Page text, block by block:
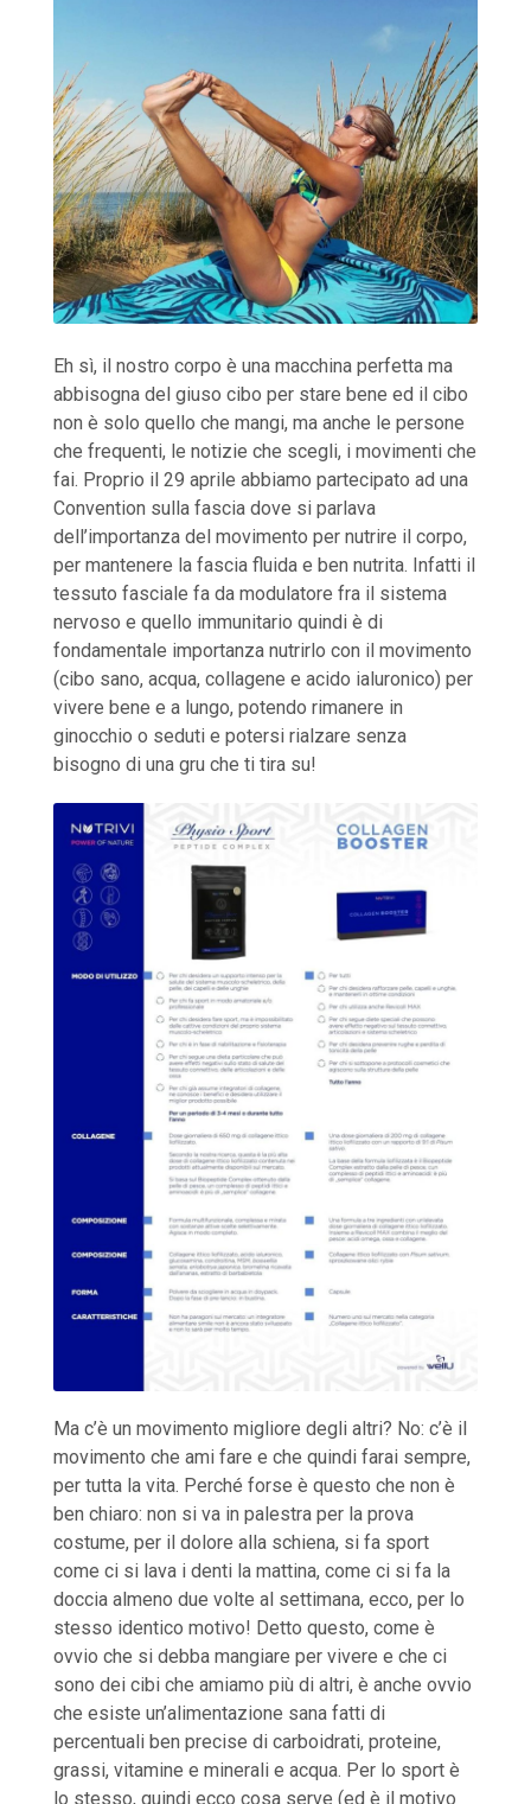
Eh sì, il nostro corpo è una macchina perfetta ma
abbisogna del giuso cibo per stare bene ed il cibo
non è solo quello che mangi, ma anche le persone
che frequenti, le notizie che scegli, i movimenti che
fai. Proprio il 29 aprile abbiamo partecipato ad una
Convention sulla fascia dove si parlava
dell’importanza del movimento per nutrire il corpo,
per mantenere la fascia fluida e ben nutrita. Infatti il
tessuto fasciale fa da modulatore fra il sistema
nervoso e quello immunitario quindi è di
fondamentale importanza nutrirlo con il movimento
(cibo sano, acqua, collagene e acido ialuronico) per
vivere bene e a lungo, potendo rimanere in
ginocchio o seduti e potersi rialzare senza
bisogno di una gru che ti tira su!
Ma c’è un movimento migliore degli altri? No: c’è il
movimento che ami fare e che quindi farai sempre,
per tutta la vita. Perché forse è questo che non è
ben chiaro: non si va in palestra per la prova
costume, per il dolore alla schiena, si fa sport
come ci si lava i denti la mattina, come ci si fa la
doccia almeno due volte al settimana, ecco, per lo
stesso identico motivo! Detto questo, come è
ovvio che si debba mangiare per vivere e che ci
sono dei cibi che amiamo più di altri, è anche ovvio
che esiste un’alimentazione sana fatti di
percentuali ben precise di carboidrati, proteine,
grassi, vitamine e minerali e acqua. Per lo sport è
lo stesso, quindi ecco cosa serve (ed è il motivo